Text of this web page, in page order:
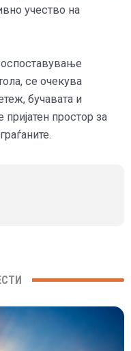
учество на
се очекува
бучавата и
простор за